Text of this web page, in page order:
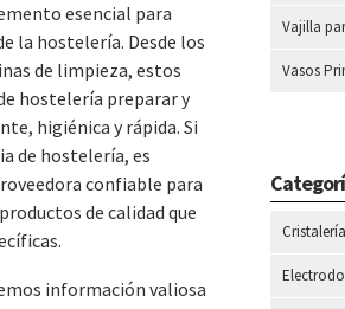
esencial para
la hostelería. Desde los
de limpieza, estos
hostelería preparar y
higiénica y rápida. Si
de hostelería, es
confiable para
de calidad que
información valiosa
Vajilla
Vasos
Cristalería